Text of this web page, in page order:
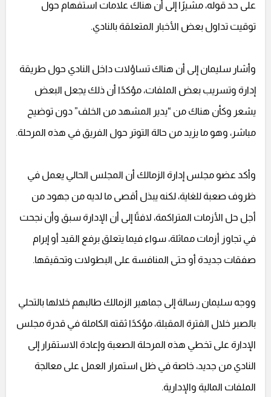
على حد قوله، مشيرًا إلى أن هناك علامات استفهام حول
توقيت تداول بعض الأخبار المتعلقة بالنادي.
وأشار سليمان إلى أن هناك تساؤلات داخل النادي حول طريقة
إدارة وتسريب بعض الملفات، مؤكدًا أن ذلك يجعل البعض
يشعر وكأن هناك من “يدير المشهد من الخلف” دون توضيح
مباشر، وهو ما يزيد من حالة التوتر حول الفريق في هذه المرحلة.
وأكد عضو مجلس إدارة الزمالك أن المجلس الحالي يعمل في
ظروف صعبة للغاية، لكنه يبذل أقصى ما لديه من جهود من
أجل حل الأزمات المتراكمة، لافتًا إلى أن الإدارة سبق وأن نجحت
في تجاوز أزمات مماثلة، سواء فيما يتعلق برفع القيد أو إبرام
صفقات جديدة أو حتى المنافسة على البطولات وتحقيقها.
ووجه سليمان رسالة إلى جماهير الزمالك طالبهم خلالها بالتحلي
بالصبر خلال الفترة المقبلة، مؤكدًا ثقته الكاملة في قدرة مجلس
الإدارة على تخطي هذه المرحلة الصعبة وإعادة الاستقرار إلى
النادي من جديد، خاصة في ظل استمرار العمل على معالجة
الملفات المالية والإدارية.